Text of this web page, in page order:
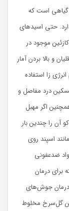
گیاهی است که
حتی اسید‌های
کازئین موجود در
و بالا بردن آمار
زا استفاده
درد مفاصل و
اگر مهبل
آن را چندین بار
اسپند روی
ضدعفونی
برای درمان
درمان جوش‌های
گل‌سرخ مخلوط